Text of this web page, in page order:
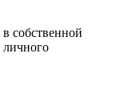
собственной
личного